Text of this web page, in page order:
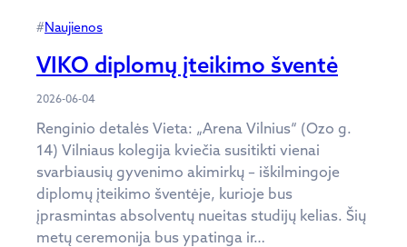
#Naujienos
VIKO diplomų įteikimo šventė
2026-06-04
Renginio detalės Vieta: „Arena Vilnius“ (Ozo g.
14) Vilniaus kolegija kviečia susitikti vienai
svarbiausių gyvenimo akimirkų – iškilmingoje
diplomų įteikimo šventėje, kurioje bus
įprasmintas absolventų nueitas studijų kelias. Šių
metų ceremonija bus ypatinga ir…